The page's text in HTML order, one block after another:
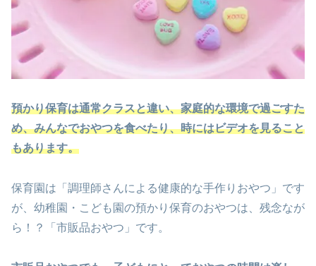
預かり保育は通常クラスと違い、家庭的な環境で過ごすた
め、みんなでおやつを食べたり、時にはビデオを見ること
もあります。
保育園は「調理師さんによる健康的な手作りおやつ」です
が、幼稚園・こども園の預かり保育のおやつは、残念なが
ら！？「市販品おやつ」です。